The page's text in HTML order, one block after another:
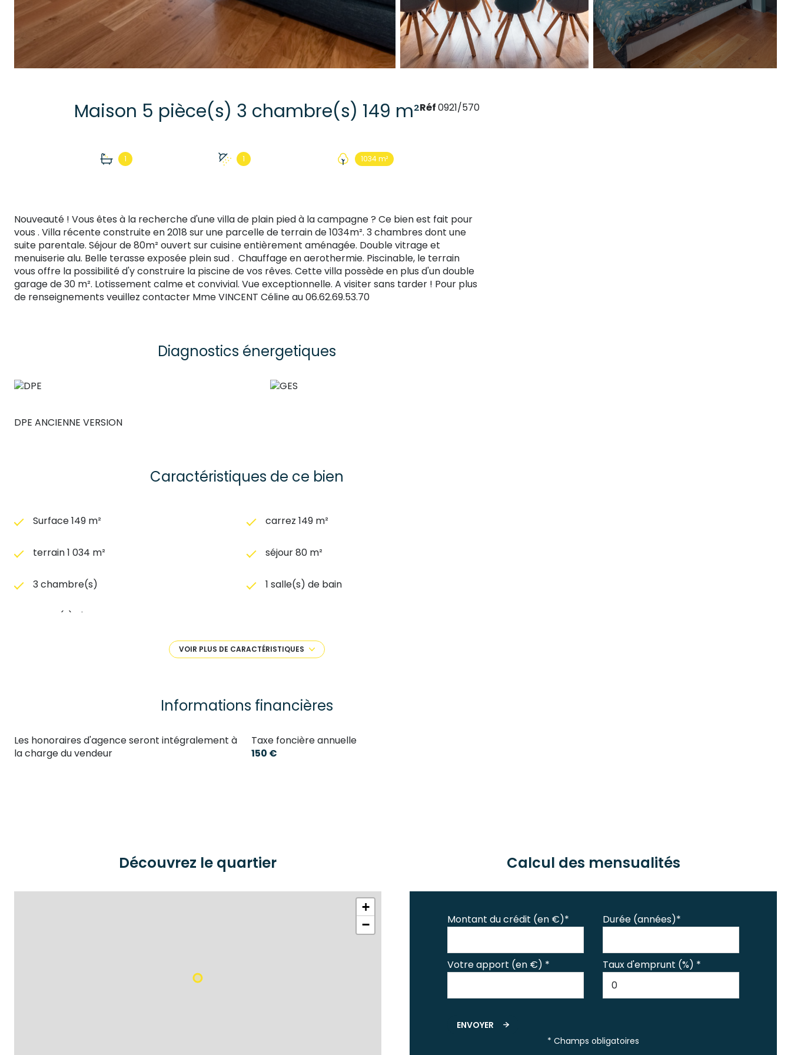
Maison 5 pièce(s) 3 chambre(s) 149 m²
1 1 1034 m²
Réf0921/570
Nouveauté ! Vous êtes à la recherche d'une villa de plain pied à la campagne ? Ce bien est fait pour
vous . Villa récente construite en 2018 sur une parcelle de terrain de 1034m². 3 chambres dont une
suite parentale. Séjour de 80m² ouvert sur cuisine entièrement aménagée. Double vitrage et
menuiserie alu. Belle terasse exposée plein sud . Chauffage en aerothermie. Piscinable, le terrain
vous offre la possibilité d'y construire la piscine de vos rêves. Cette villa possède en plus d'un double
garage de 30 m². Lotissement calme et convivial. Vue exceptionnelle. A visiter sans tarder ! Pour plus
de renseignements veuillez contacter Mme VINCENT Céline au 06.62.69.53.70
Diagnostics énergetiques
DPE ANCIENNE VERSION
Caractéristiques de ce bien
Surface 149 m² carrez 149 m²
terrain 1 034 m² séjour 80 m²
3 chambre(s) 1 salle(s) de bain
1 salle(s) d'eau
1 garage(s)
terrasse
piscinable accès handicapé
VOIR PLUS DE CARACTÉRISTIQUES
Informations financières
Les honoraires d'agence seront intégralement à
la charge du vendeur
Taxe foncière annuelle
150 €
Découvrez le quartier
+
−
Calcul des mensualités
Montant du crédit (en €)* Durée (années)*
Votre apport (en €) * Taux d'emprunt (%) *
ENVOYER
* Champs obligatoires